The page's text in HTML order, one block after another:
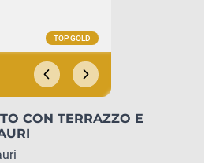
CON TERRAZZO E